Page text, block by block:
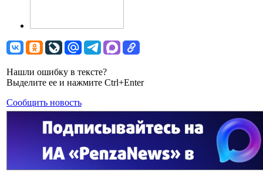
Нашли ошибку в тексте?
Выделите ее и нажмите Ctrl+Enter
Сообщить новость